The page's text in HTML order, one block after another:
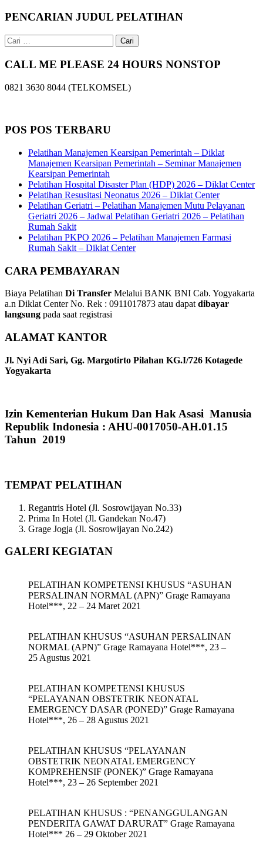
PENCARIAN JUDUL PELATIHAN
Cari
untuk:
CALL ME PLEASE 24 HOURS NONSTOP
0821 3630 8044 (TELKOMSEL)
POS POS TERBARU
Pelatihan Manajemen Kearsipan Pemerintah – Diklat
Manajemen Kearsipan Pemerintah – Seminar Manajemen
Kearsipan Pemerintah
Pelatihan Hospital Disaster Plan (HDP) 2026 – Diklat Center
Pelatihan Resusitasi Neonatus 2026 – Diklat Center
Pelatihan Geriatri – Pelatihan Manajemen Mutu Pelayanan
Geriatri 2026 – Jadwal Pelatihan Geriatri 2026 – Pelatihan
Rumah Sakit
Pelatihan PKPO 2026 – Pelatihan Manajemen Farmasi
Rumah Sakit – Diklat Center
CARA PEMBAYARAN
Biaya Pelatihan Di Transfer Melalui BANK BNI Cab. Yogyakarta
a.n Diklat Center No. Rek : 0911017873 atau dapatdibayar
langsung pada saat registrasi
ALAMAT KANTOR
Jl. Nyi Adi Sari, Gg. Margotirto Pilahan KG.I/726 Kotagede
Yogyakarta
Izin Kementerian Hukum Dan Hak Asasi Manusia
Republik Indonesia : AHU-0017050-AH.01.15
Tahun 2019
TEMPAT PELATIHAN
Regantris Hotel (Jl. Sosrowijayan No.33)
Prima In Hotel (Jl. Gandekan No.47)
Grage Jogja (Jl. Sosrowijayan No.242)
GALERI KEGIATAN
PELATIHAN KOMPETENSI KHUSUS “ASUHAN
PERSALINAN NORMAL (APN)” Grage Ramayana
Hotel***, 22 – 24 Maret 2021
PELATIHAN KHUSUS “ASUHAN PERSALINAN
NORMAL (APN)” Grage Ramayana Hotel***, 23 –
25 Agustus 2021
PELATIHAN KOMPETENSI KHUSUS
“PELAYANAN OBSTETRIK NEONATAL
EMERGENCY DASAR (PONED)” Grage Ramayana
Hotel***, 26 – 28 Agustus 2021
PELATIHAN KHUSUS “PELAYANAN
OBSTETRIK NEONATAL EMERGENCY
KOMPREHENSIF (PONEK)” Grage Ramayana
Hotel***, 23 – 26 September 2021
PELATIHAN KHUSUS : “PENANGGULANGAN
PENDERITA GAWAT DARURAT” Grage Ramayana
Hotel*** 26 – 29 Oktober 2021